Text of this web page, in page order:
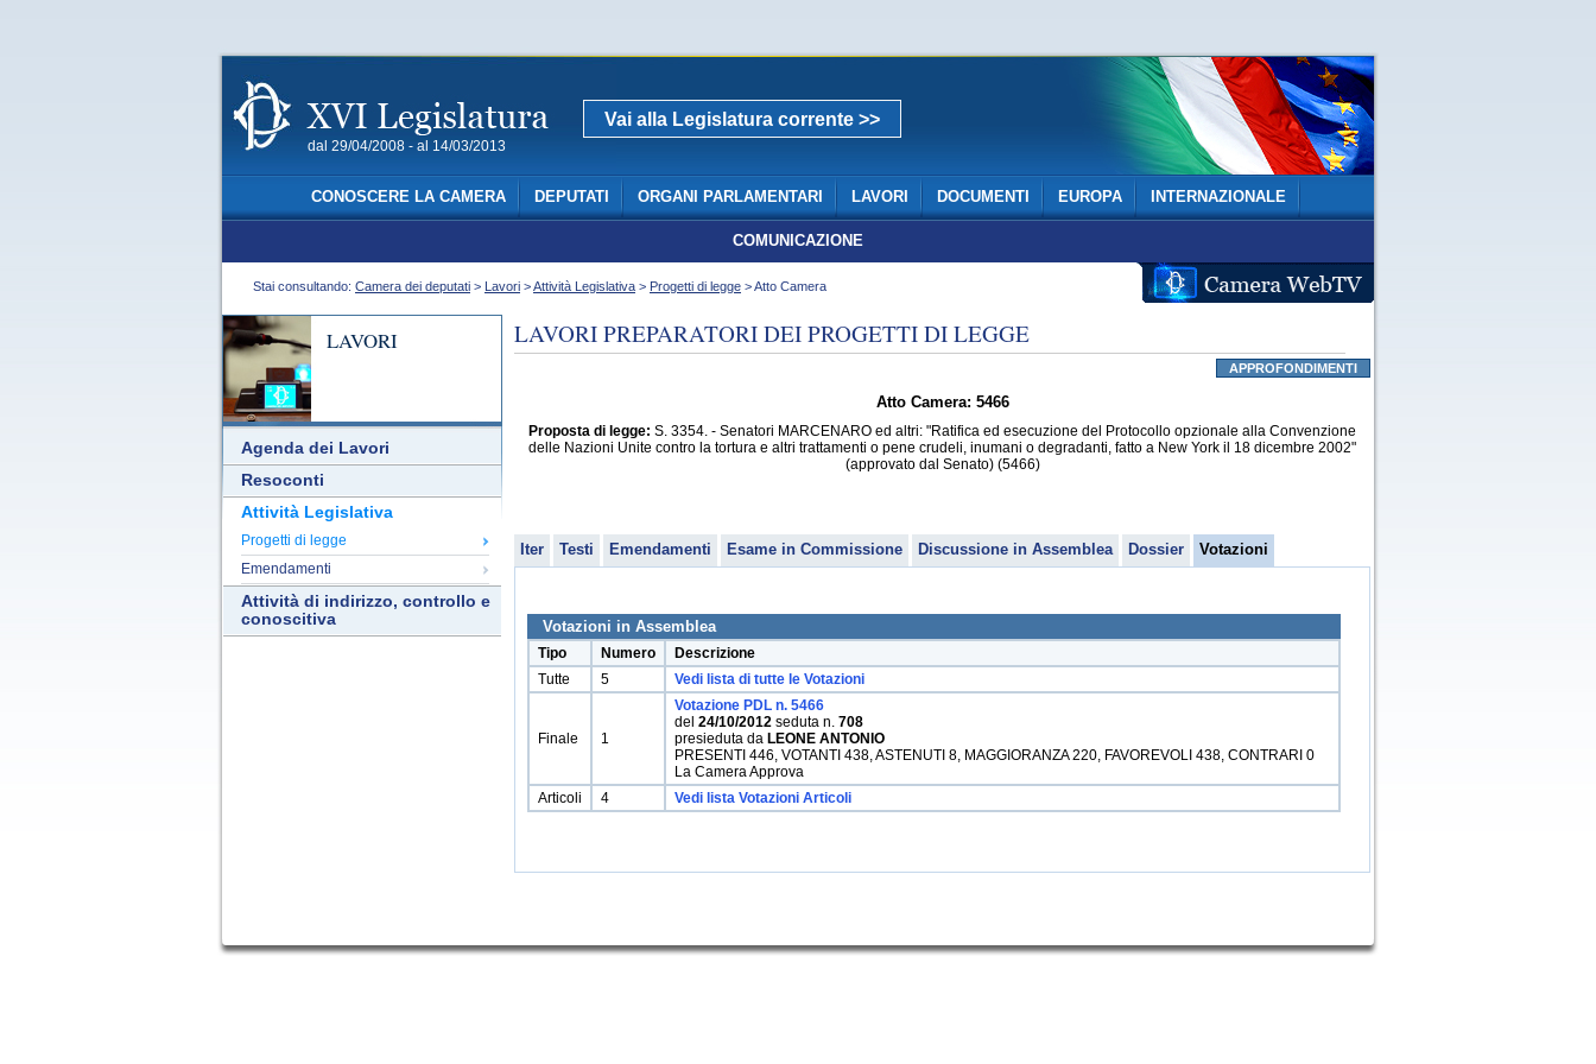
dal 29/04/2008 - al 14/03/2013
Vai alla Legislatura corrente >>
CONOSCERE LA CAMERA DEPUTATI ORGANI PARLAMENTARI LAVORI DOCUMENTI EUROPA INTERNAZIONALE
COMUNICAZIONE
Stai consultando: Camera dei deputati > Lavori >Attività Legislativa > Progetti di legge > Atto Camera
LAVORI
Agenda dei Lavori
Resoconti
Attività Legislativa
Progetti di legge
Emendamenti
Attività di indirizzo, controllo e
conoscitiva
LAVORI PREPARATORI DEI PROGETTI DI LEGGE
APPROFONDIMENTI
Atto Camera: 5466
Proposta di legge: S. 3354. - Senatori MARCENARO ed altri: "Ratifica ed esecuzione del Protocollo opzionale alla Convenzione
delle Nazioni Unite contro la tortura e altri trattamenti o pene crudeli, inumani o degradanti, fatto a New York il 18 dicembre 2002"
(approvato dal Senato) (5466)
Iter Testi Emendamenti Esame in Commissione Discussione in Assemblea Dossier Votazioni
Votazioni in Assemblea
Tipo Numero
Descrizione
Tutte
5 Vedi lista di tutte le Votazioni
Finale 1
Votazione PDL n. 5466
del 24/10/2012 seduta n. 708
presieduta da LEONE ANTONIO
PRESENTI 446, VOTANTI 438, ASTENUTI 8, MAGGIORANZA 220, FAVOREVOLI 438, CONTRARI 0
La Camera Approva
Articoli
4 Vedi lista Votazioni Articoli